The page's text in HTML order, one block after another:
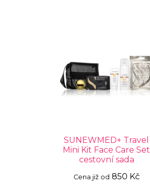
SUNEWMED+ Travel
Mini Kit Face Care Set
cestovní sada
Cena již od 850 Kč